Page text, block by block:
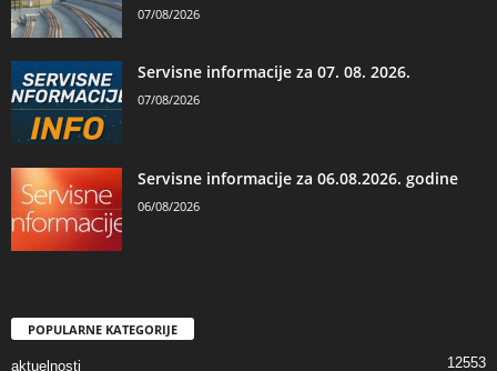
07/08/2026
Servisne informacije za 07. 08. 2026.
07/08/2026
Servisne informacije za 06.08.2026. godine
06/08/2026
POPULARNE KATEGORIJE
aktuelnosti 12553